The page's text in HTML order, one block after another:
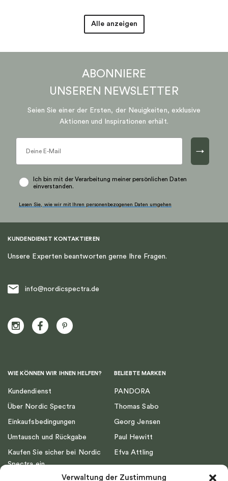
Verwaltung der Zustimmung
Alle anzeigen
ABONNIERE
UNSEREN NEWSLETTER
Seien Sie einer der Ersten, der Neuigkeiten, exklusive
Aktionen und Inspirationen erhält.
→
Ich bin mit der Verarbeitung meiner persönlichen Daten
einverstanden.
Lesen Sie, wie wir mit Ihren personenbezogenen Daten umgehen
KUNDENDIENST KONTAKTIEREN
Unsere Experten beantworten gerne Ihre Fragen.
info@nordicspectra.de
WIE KÖNNEN WIR IHNEN HELFEN?
Kundendienst
Über Nordic Spectra
Einkaufsbedingungen
Umtausch und Rückgabe
Kaufen Sie sicher bei Nordic
Spectra ein
BELIEBTE MARKEN
PANDORA
Thomas Sabo
Georg Jensen
Paul Hewitt
Efva Attling